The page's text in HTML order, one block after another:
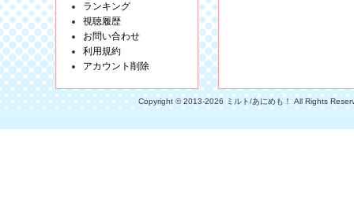
ランキング
視聴履歴
お問い合わせ
利用規約
アカウント削除
Copyright © 2013-2026 ミルト/あにめも！ All Rights